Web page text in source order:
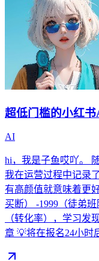
超低门槛的小红
AI
hi，我是子鱼哎吖。
我在运营过程中记录
有高颜值就意味着更
买断） -1999（徒弟
（转化率），学习
章 💡将在报名24小时